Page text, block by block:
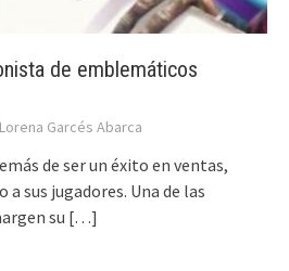
de emblemáticos
Lorena Garcés Abarca
de ser un éxito en ventas,
sus jugadores. Una de las
su […]